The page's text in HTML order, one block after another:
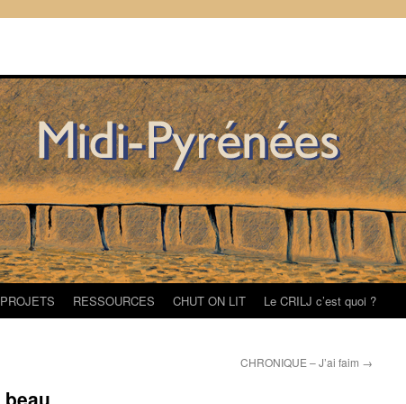
RESSOURCES CHUT ON LIT Le CRILJ c’est quoi ?
CHRONIQUE – J’ai faim →
beau